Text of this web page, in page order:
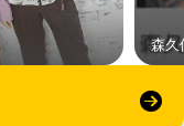
森久